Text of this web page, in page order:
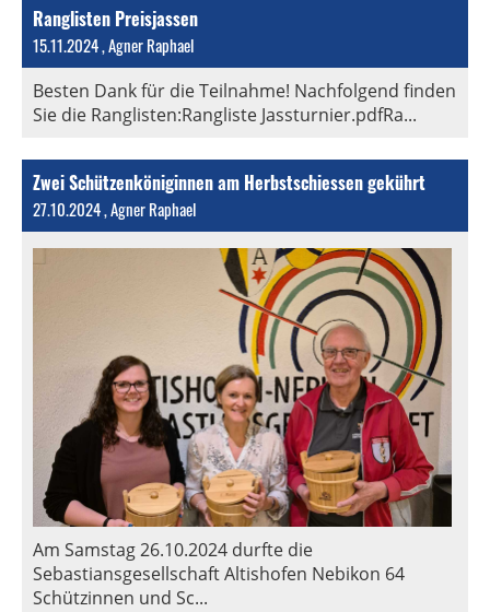
Ranglisten Preisjassen
15.11.2024, Agner Raphael
Besten Dank für die Teilnahme! Nachfolgend finden
Sie die Ranglisten:Rangliste Jassturnier.pdfRa...
Zwei Schützenköniginnen am Herbstschiessen gekührt
27.10.2024, Agner Raphael
Am Samstag 26.10.2024 durfte die
Sebastiansgesellschaft Altishofen Nebikon 64
Schützinnen und Sc...